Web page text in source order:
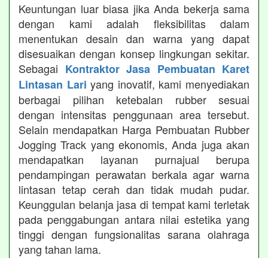
Keuntungan luar biasa jika Anda bekerja sama
dengan kami adalah fleksibilitas dalam
menentukan desain dan warna yang dapat
disesuaikan dengan konsep lingkungan sekitar.
Sebagai Kontraktor Jasa Pembuatan Karet
Lintasan Lari yang inovatif, kami menyediakan
berbagai pilihan ketebalan rubber sesuai
dengan intensitas penggunaan area tersebut.
Selain mendapatkan Harga Pembuatan Rubber
Jogging Track yang ekonomis, Anda juga akan
mendapatkan layanan purnajual berupa
pendampingan perawatan berkala agar warna
lintasan tetap cerah dan tidak mudah pudar.
Keunggulan belanja jasa di tempat kami terletak
pada penggabungan antara nilai estetika yang
tinggi dengan fungsionalitas sarana olahraga
yang tahan lama.